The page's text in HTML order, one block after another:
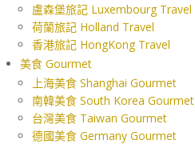
盧森堡旅記 Luxembourg Travel
荷蘭旅記 Holland Travel
香港旅記 HongKong Travel
美食 Gourmet
上海美食 Shanghai Gourmet
南韓美食 South Korea Gourmet
台灣美食 Taiwan Gourmet
德國美食 Germany Gourmet